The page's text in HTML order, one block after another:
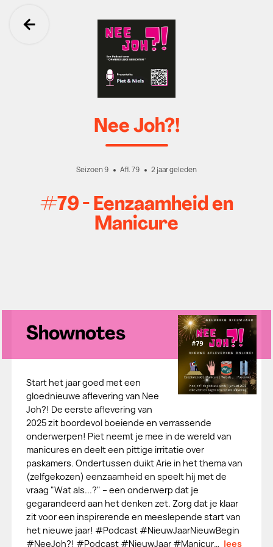
Ga terug
Nee Joh?!
Seizoen 9 Afl. 79 2 jaar geleden
#79 - Eenzaamheid en
Manicure
Shownotes
Start het jaar goed met een
gloednieuwe aflevering van Nee
Joh?! De eerste aflevering van
2025 zit boordevol boeiende en verrassende
onderwerpen! Piet neemt je mee in de wereld van
manicures en deelt een pittige irritatie over
paskamers. Ondertussen duikt Arie in het thema van
(zelfgekozen) eenzaamheid en speelt hij met de
vraag "Wat als...?" – een onderwerp dat je
gegarandeerd aan het denken zet. Zorg dat je klaar
zit voor een inspirerende en meeslepende start van
het nieuwe jaar! #Podcast #NieuwJaarNieuwBegin
#NeeJoh?! #Podcast #NieuwJaar #Manicur… lees